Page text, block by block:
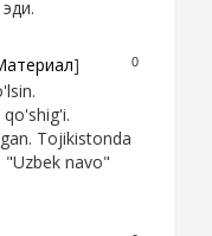
0
]
Tojikistonda
navo"